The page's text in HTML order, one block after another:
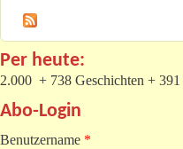
Per heute:
2.000 + 738 Geschichten + 391
Abo-Login
Benutzername *